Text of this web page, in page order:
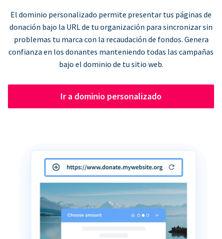
El dominio personalizado permite presentar tus páginas de
donación bajo la URL de tu organización para sincronizar sin
problemas tu marca con la recaudación de fondos. Genera
confianza en los donantes manteniendo todas las campañas
bajo el dominio de tu sitio web.
Ir a dominio personalizado